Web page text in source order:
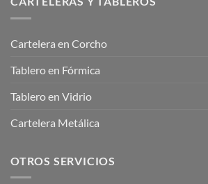
Cartelera en Corcho
Tablero en Fórmica
Tablero en Vidrio
Cartelera Metálica
OTROS SERVICIOS